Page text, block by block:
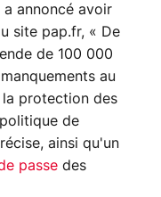
a annoncé avoir
site pap.fr, « De
de 100 000
au
la protection des
de
ainsi qu'un
passe des